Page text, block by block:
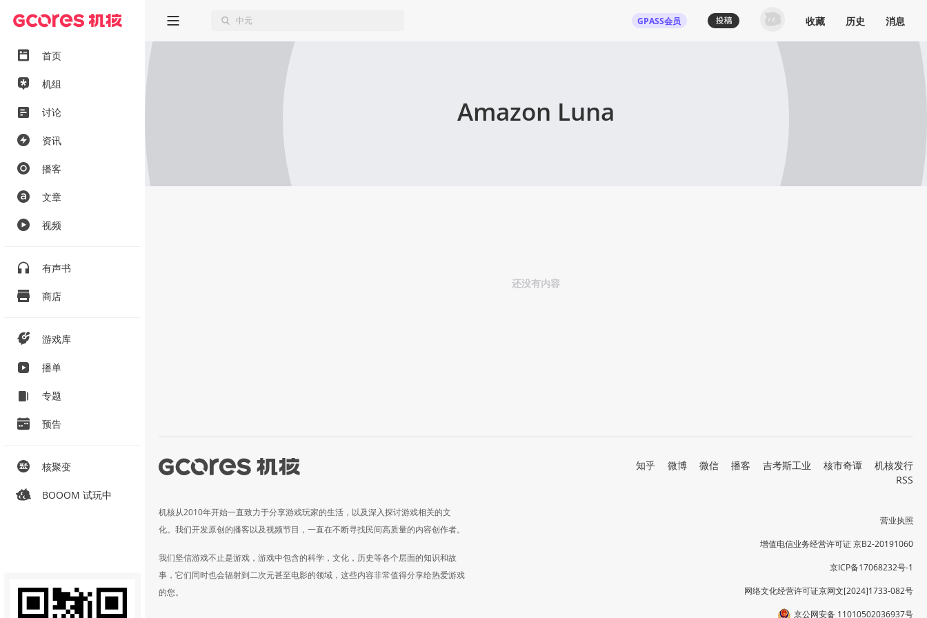
首页
机组
讨论
资讯
播客
文章
视频
有声书
商店
游戏库
播单
专题
预告
核聚变
BOOOM 试玩中
GPASS会员 收藏 历史 消息
Amazon Luna
还没有内容
机核从2010年开始一直致力于分享游戏玩家的生活，以及深入探讨游戏相关的文
化。我们开发原创的播客以及视频节目，一直在不断寻找民间高质量的内容创作者。
我们坚信游戏不止是游戏，游戏中包含的科学，文化，历史等各个层面的知识和故
事，它们同时也会辐射到二次元甚至电影的领域，这些内容非常值得分享给热爱游戏
的您。
知乎 微博 微信 播客 吉考斯工业 核市奇谭
机核发行
RSS
营业执照
增值电信业务经营许可证 京B2-20191060
京ICP备17068232号-1
网络文化经营许可证京网文[2024]1733-082号
京公网安备 11010502036937号